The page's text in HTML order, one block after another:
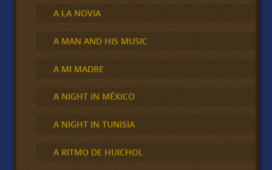
A LA NOVIA
A MAN AND HIS MUSIC
A MI MADRE
A NIGHT IN MÉXICO
A NIGHT IN TUNISIA
A RITMO DE HUICHOL